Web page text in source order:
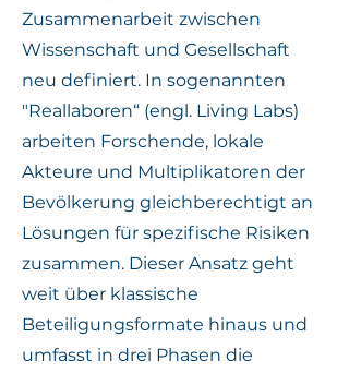
Zusammenarbeit zwischen
Wissenschaft und Gesellschaft
neu definiert. In sogenannten
"Reallaboren“ (engl. Living Labs)
arbeiten Forschende, lokale
Akteure und Multiplikatoren der
Bevölkerung gleichberechtigt an
Lösungen für spezifische Risiken
zusammen. Dieser Ansatz geht
weit über klassische
Beteiligungsformate hinaus und
umfasst in drei Phasen die